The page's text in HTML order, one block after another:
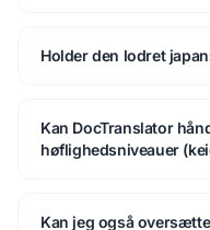
Holder den lodret
Kan DocTranslator
høflighedsniveauer
Kan jeg også